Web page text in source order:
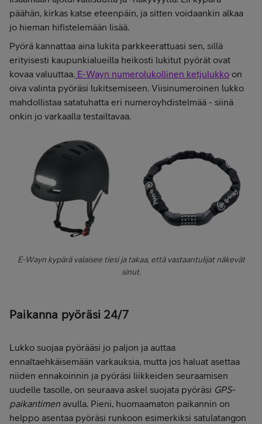
päähän, kirkas katse eteenpäin, ja sitten voidaankin alkaa
jo hieman hifistelemään lisää.
Pyörä kannattaa aina lukita parkkeerattuasi sen, sillä
erityisesti kaupunkialueilla heikosti lukitut pyörät ovat
kovaa valuuttaa. E-Wayn numerolukollinen ketjulukko on
oiva valinta pyöräsi lukitsemiseen. Viisinumeroinen lukko
mahdollistaa satatuhatta eri numeroyhdistelmää - siinä
onkin jo varkaalla testailtavaa.
E-Wayn kypärä valaisee tiesi ja takaa, että vastaantulijat näkevät
sinut.
Paikanna pyöräsi 24/7
Lukko suojaa pyörääsi jo paljon ja auttaa
ennaltaehkäisemään varkauksia, mutta jos haluat asettaa
niiden ennakoinnin ja pyöräsi liikkeiden seuraamisen
uudelle tasolle, on seuraava askel suojata pyöräsi GPS-
paikantimenavulla. Pieni, huomaamaton paikannin on
helppo asentaa pyöräsi runkoon esimerkiksi satulatangon